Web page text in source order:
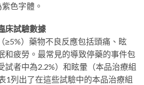
色字體。
床試驗數據
≥5%）藥物不良反應包括頭痛、眩
和疲勞。最常見的導致停藥的事件包
試者中為2.2%）和眩暈（本品治療組
1列出了在這些試驗中的本品治療組